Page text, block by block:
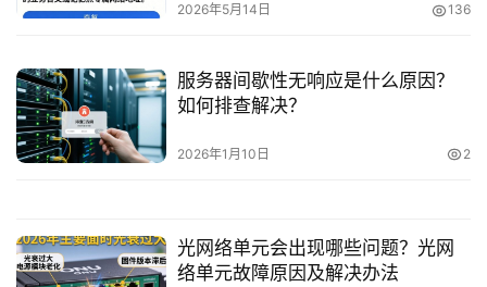
2026年5月14日 136
服务器间歇性无响应是什么原因？
如何排查解决？
2026年1月10日 2
光网络单元会出现哪些问题？光网
络单元故障原因及解决办法